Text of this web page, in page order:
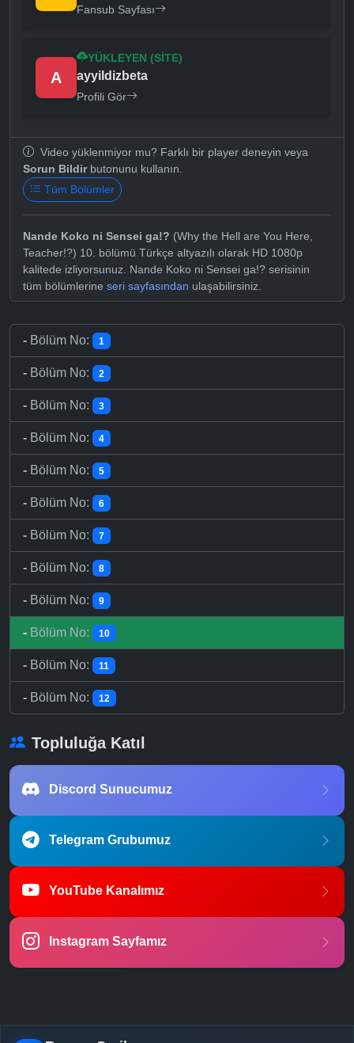
Fansub Sayfası
A
YÜKLEYEN (SITE)
ayyildizbeta
Profili Gör
Video yüklenmiyor mu? Farklı bir player deneyin veya
Sorun Bildirbutonunu kullanın.
Tüm Bölümler
Nande Koko ni Sensei ga!? (Why the Hell are You Here,
Teacher!?) 10. bölümü Türkçe altyazılı olarak HD 1080p
kalitede izliyorsunuz. Nande Koko ni Sensei ga!? serisinin
tüm bölümlerine seri sayfasından ulaşabilirsiniz.
- Bölüm No: 1
- Bölüm No: 2
- Bölüm No: 3
- Bölüm No: 4
- Bölüm No: 5
- Bölüm No: 6
- Bölüm No: 7
- Bölüm No: 8
- Bölüm No: 9
- Bölüm No: 10
- Bölüm No: 11
- Bölüm No: 12
Topluluğa Katıl
Discord Sunucumuz
Telegram Grubumuz
YouTube Kanalımız
Instagram Sayfamız